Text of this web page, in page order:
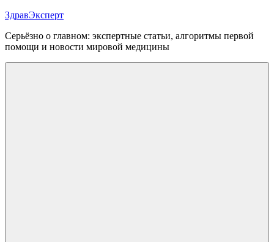
Перейти
содержимому
ЗдравЭксперт
Серьёзно о главном: экспертные статьи, алгоритмы первой
помощи и новости мировой медицины